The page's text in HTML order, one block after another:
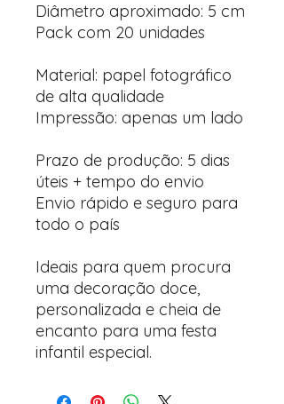
Diâmetro aproximado: 5 cm
Pack com 20 unidades
Material: papel fotográfico
de alta qualidade
Impressão: apenas um lado
Prazo de produção: 5 dias
úteis + tempo do envio
Envio rápido e seguro para
todo o país
Ideais para quem procura
uma decoração doce,
personalizada e cheia de
encanto para uma festa
infantil especial.